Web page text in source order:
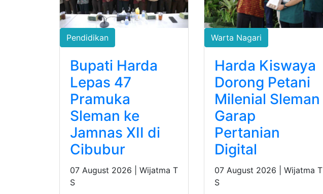
Pendidikan
Bupati Harda
Lepas 47
Pramuka
Sleman ke
Jamnas XII di
Cibubur
07 August 2026 | Wijatma T
S
Warta Nagari
Harda Kiswaya
Dorong Petani
Milenial Sleman
Garap
Pertanian
Digital
07 August 2026 | Wijatma T
S